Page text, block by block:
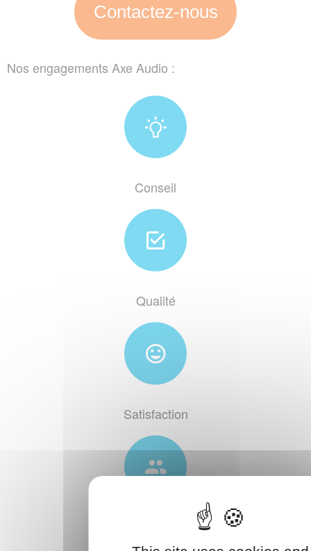
Contactez-nous
Nos engagements Axe Audio :
Conseil
Qualité
Satisfaction
Accompagnement